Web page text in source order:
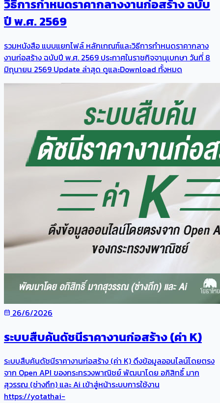
วิธีการกําหนดราคากลางงานก่อสร้าง ฉบับ
ปี พ.ศ. 2569
รวมหนังสือ แบบแยกไฟล์ หลักเกณฑ์และวิธีการกําหนดราคากลาง
งานก่อสร้าง ฉบับปี พ.ศ. 2569 ประกาศในราชกิจจานุเบกษา วันที่ 8
มิถุนายน 2569 Update ล่าสุด ดูและDownload ทั้งหมด
26/6/2026
ระบบสืบค้นดัชนีราคางานก่อสร้าง (ค่า K)
ระบบสืบค้นดัชนีราคางานก่อสร้าง (ค่า K) ดึงข้อมูลออนไลน์โดยตรง
จาก Open API ของกระทรวงพาณิชย์ พัฒนาโดย อภิสิทธิ์ มาก
สุวรรณ (ช่างถึก) และ Ai เข้าสู่หน้าระบบการใช้งาน
https://yotathai-